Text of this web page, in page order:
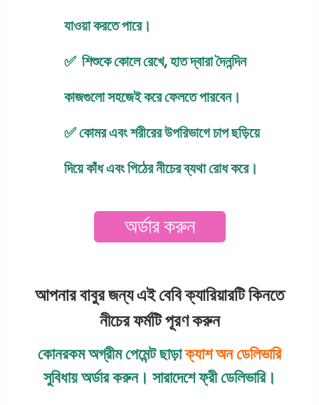
যাওয়া করতে পারে।
✅ শিশুকে কোলে রেখে, হাত দ্বারা দৈনন্দিন
কাজগুলো সহজেই করে ফেলতে পারবেন।
✅ কোমর এবং শরীরের উপরিভাগে চাপ ছড়িয়ে
দিয়ে কাঁধ এবং পিঠের নীচের ব্যথা রোধ করে।
অর্ডার করুন
আপনার বাবুর জন্য এই বেবি ক্যারিয়ারটি কিনতে
নীচের ফর্মটি পূরণ করুন
কোনরকম অগ্রীম পেমেন্ট ছাড়াক্যাশ অন ডেলিভারি
সুবিধায় অর্ডার করুন। সারাদেশেফ্রী ডেলিভারি।